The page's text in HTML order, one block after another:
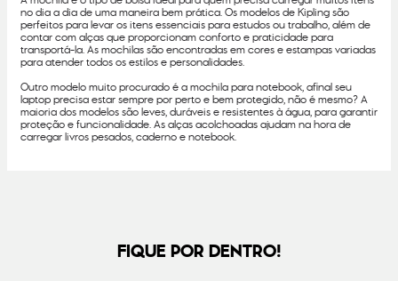
no dia a dia de uma maneira bem prática. Os modelos de Kipling são
perfeitos para levar os itens essenciais para estudos ou trabalho, além de
contar com alças que proporcionam conforto e praticidade para
transportá-la. As mochilas são encontradas em cores e estampas variadas
para atender todos os estilos e personalidades.
Outro modelo muito procurado é a mochila para notebook, afinal seu
laptop precisa estar sempre por perto e bem protegido, não é mesmo? A
maioria dos modelos são leves, duráveis e resistentes à água, para garantir
proteção e funcionalidade. As alças acolchoadas ajudam na hora de
carregar livros pesados, caderno e notebook.
FIQUE POR DENTRO!